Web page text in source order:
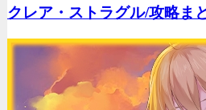
クレア・ストラグル/攻略ま